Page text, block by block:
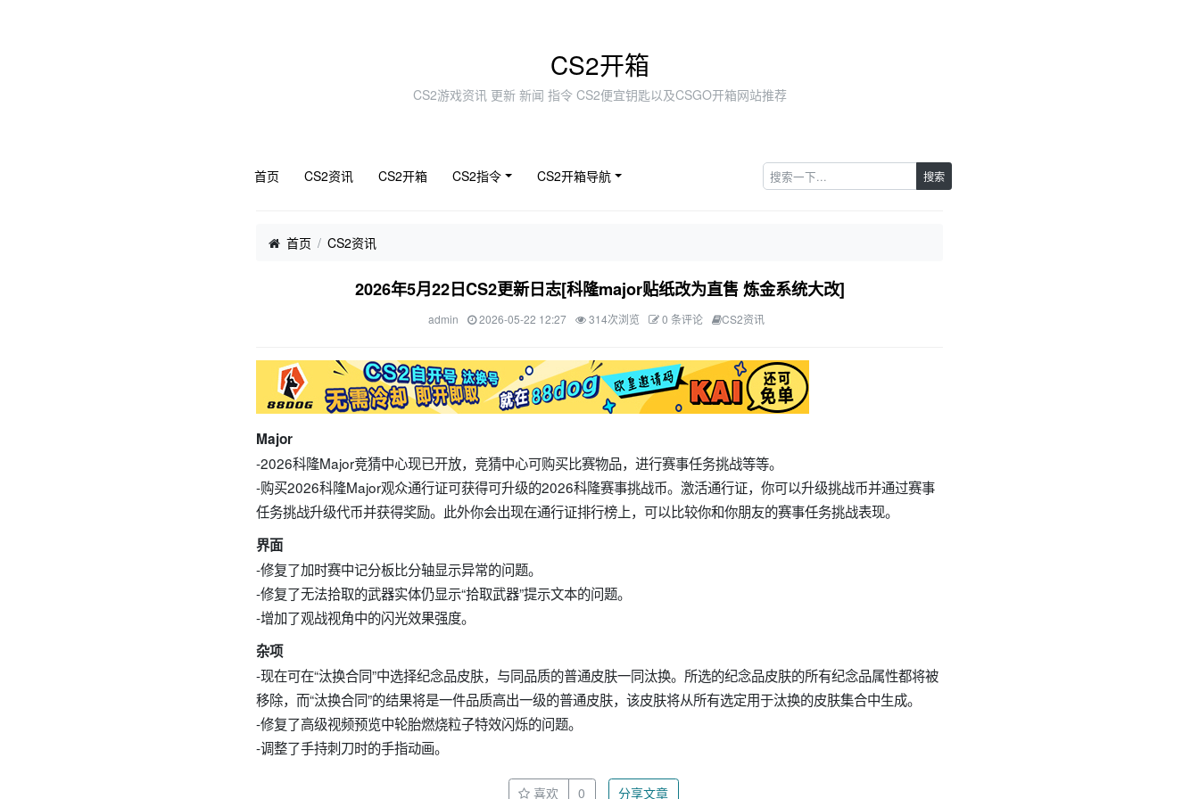
CS2开箱
CS2游戏资讯 更新 新闻 指令 CS2便宜钥匙以及CSGO开箱网站推荐
首页 CS2资讯 CS2开箱 CS2指令 CS2开箱导航 搜索
首页 CS2资讯
2026年5月22日CS2更新日志[科隆major贴纸改为直售 炼金系统大改]
admin 2026-05-22 12:27 314次浏览 0 条评论 CS2资讯
Major
-2026科隆Major竞猜中心现已开放，竞猜中心可购买比赛物品，进行赛事任务挑战等等。
-购买2026科隆Major观众通行证可获得可升级的2026科隆赛事挑战币。激活通行证，你可以升级挑战币并通过赛事
任务挑战升级代币并获得奖励。此外你会出现在通行证排行榜上，可以比较你和你朋友的赛事任务挑战表现。
界面
-修复了加时赛中记分板比分轴显示异常的问题。
-修复了无法拾取的武器实体仍显示“拾取武器”提示文本的问题。
-增加了观战视角中的闪光效果强度。
杂项
-现在可在“汰换合同”中选择纪念品皮肤，与同品质的普通皮肤一同汰换。所选的纪念品皮肤的所有纪念品属性都将被
移除，而“汰换合同”的结果将是一件品质高出一级的普通皮肤，该皮肤将从所有选定用于汰换的皮肤集合中生成。
-修复了高级视频预览中轮胎燃烧粒子特效闪烁的问题。
-调整了手持刺刀时的手指动画。
喜欢 0 分享文章